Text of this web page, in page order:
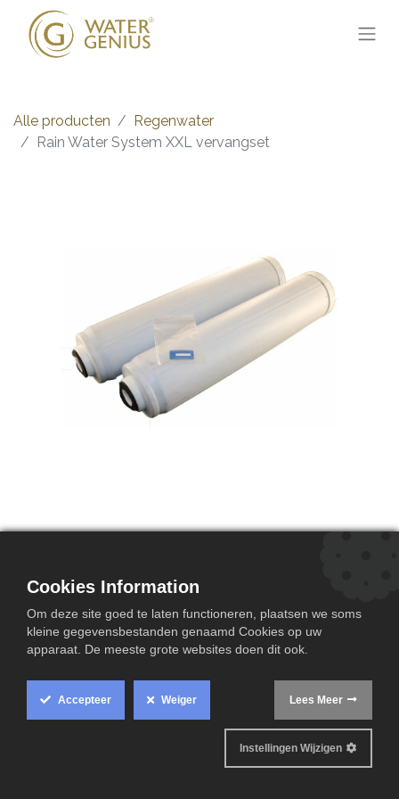
Alle producten
Regenwater
Rain Water System XXL vervangset
vervangset
Vervang set voor je Rain Water Sytem XXL.
gemakkelijk te vervangen zodat je opnieuw je
regenwater kan filteren.
139,15€
In winkelmandje
Cookies Information
Om deze site goed te laten functioneren, plaatsen we soms
kleine gegevensbestanden genaamd Cookies op uw
apparaat. De meeste grote websites doen dit ook.
Accepteer Weiger Lees Meer
Instellingen Wijzigen